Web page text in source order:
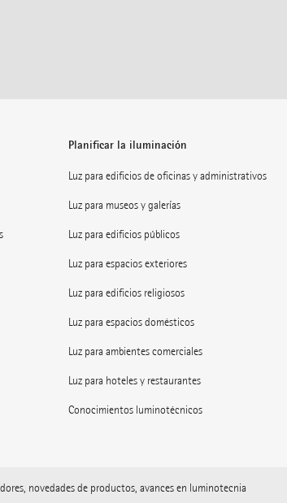
Planificar la iluminación
Luz para edificios de oficinas y administrativos
Luz para museos y galerías
Luz para edificios públicos
Luz para espacios exteriores
Luz para edificios religiosos
Luz para espacios domésticos
Luz para ambientes comerciales
Luz para hoteles y restaurantes
Conocimientos luminotécnicos
novedades de productos, avances en luminotecnia